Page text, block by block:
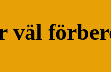
väl